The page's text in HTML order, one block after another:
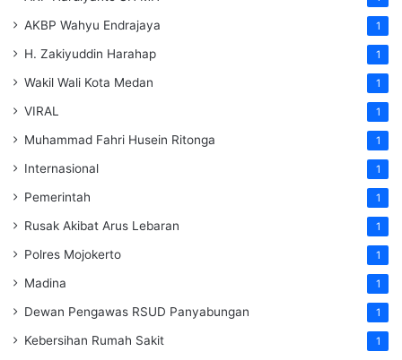
AKBP Wahyu Endrajaya 1
H. Zakiyuddin Harahap 1
Wakil Wali Kota Medan 1
VIRAL 1
Muhammad Fahri Husein Ritonga 1
Internasional 1
Pemerintah 1
Rusak Akibat Arus Lebaran 1
Polres Mojokerto 1
Madina 1
Dewan Pengawas RSUD Panyabungan 1
Kebersihan Rumah Sakit 1